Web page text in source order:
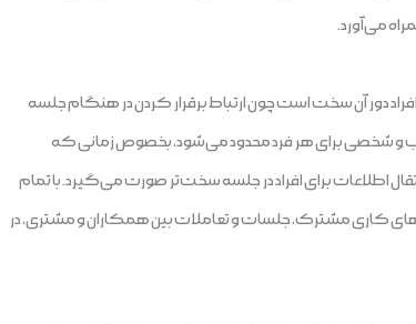
می‌آورد.
دور آن سخت است چون ارتباط برقرار کردن در هنگام جلسه
و شخصی برای هر فرد محدود می‌شود، بخصوص زمانی که
اطلاعات برای افراد در جلسه سخت‌تر صورت می‌گیرد. با تمام
کاری مشترک، جلسات و تعاملات بین همکاران و مشتری، در